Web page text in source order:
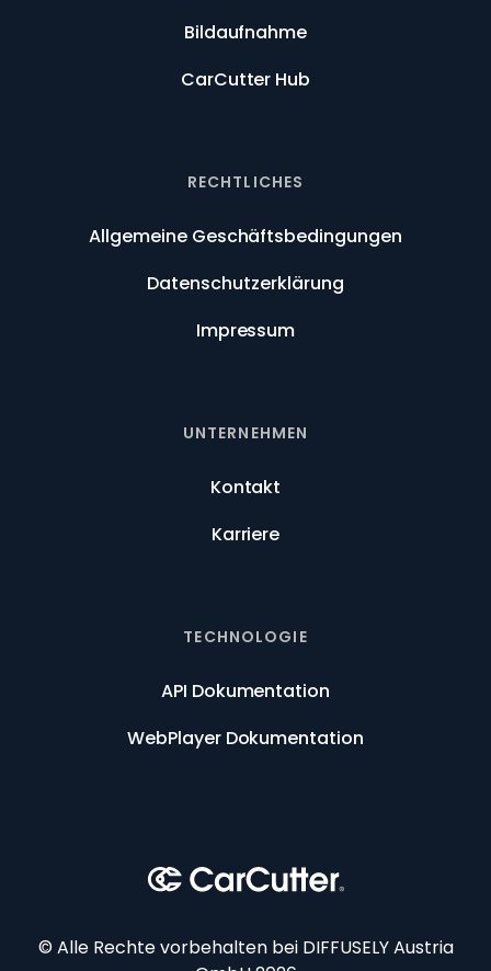
Bildaufnahme
CarCutter Hub
RECHTLICHES
Allgemeine Geschäftsbedingungen
Datenschutzerklärung
Impressum
UNTERNEHMEN
Kontakt
Karriere
TECHNOLOGIE
API Dokumentation
WebPlayer Dokumentation
© Alle Rechte vorbehalten bei DIFFUSELY Austria